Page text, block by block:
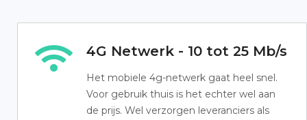
4G Netwerk - 10 tot 25 Mb/s
Het mobiele 4g-netwerk gaat heel snel.
Voor gebruik thuis is het echter wel aan
de prijs. Wel verzorgen leveranciers als